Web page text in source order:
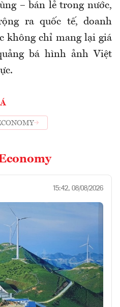
– bán lẻ trong nước,
ra quốc tế, doanh
không chỉ mang lại giá
bá hình ảnh Việt
15:42, 08/08/2026